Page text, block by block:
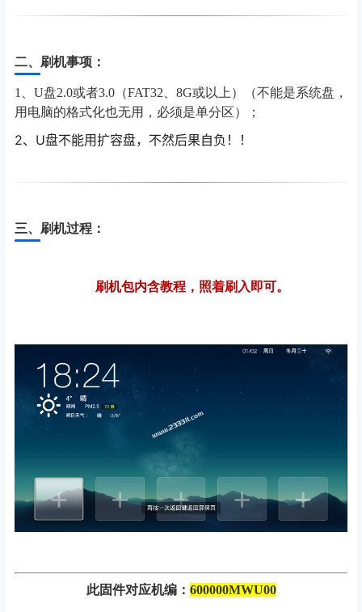
二、刷机事项：
1、U盘2.0或者3.0（FAT32、8G或以上）（不能是系统盘，
用电脑的格式化也无用，必须是单分区）；
2、U盘不能用扩容盘，不然后果自负！！
三、刷机过程：
刷机包内含教程，照着刷入即可。
此固件对应机编： 600000MWU00